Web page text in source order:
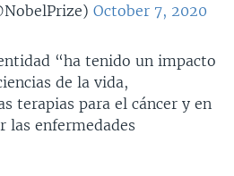
October 7, 2020
“ha tenido un impacto
de la vida,
terapias para el cáncer y en
las enfermedades